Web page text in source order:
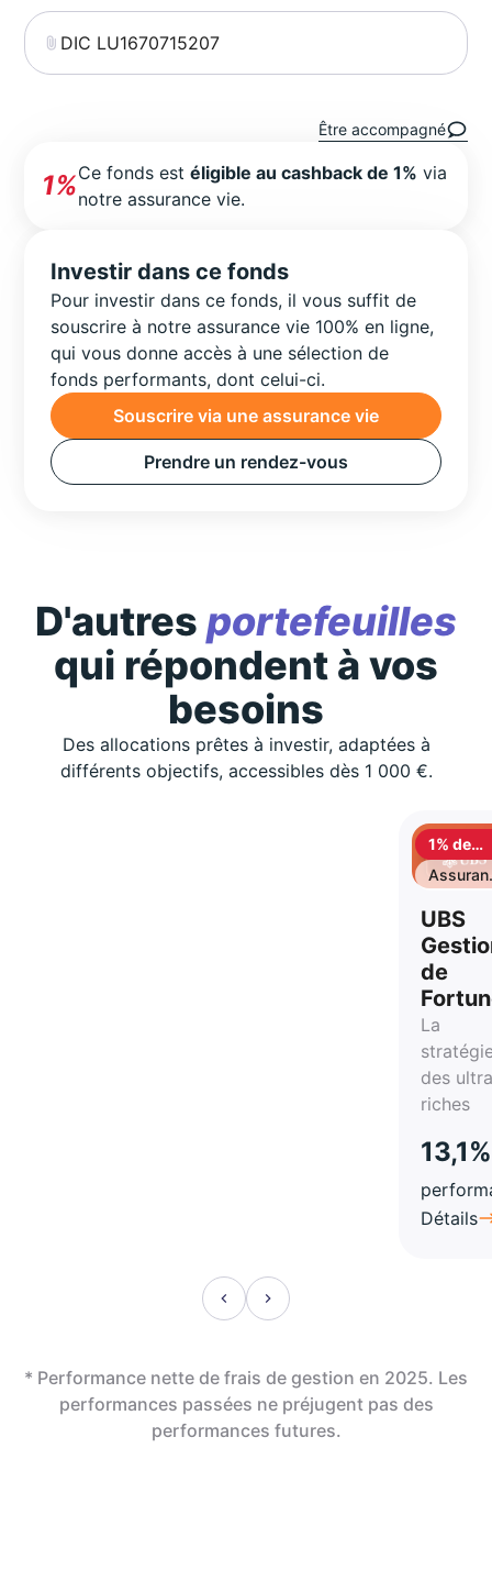
DIC LU1670715207
Être accompagné
1%Ce fonds estéligible au cashback de 1% via
notre assurance vie.
Investir dans ce fonds
Pour investir dans ce fonds, il vous suffit de
souscrire à notre assurance vie 100% en ligne,
qui vous donne accès à une sélection de
fonds performants, dont celui-ci.
Souscrire via une assurance vie
Prendre un rendez-vous
D'autres portefeuilles
qui répondent à vos
besoins
Des allocations prêtes à investir, adaptées à
différents objectifs, accessibles dès 1 000 €.
1% de
UBS
de
La
des
riches
13,1%
Détails
* Performance nette de frais de gestion en 2025. Les
performances passées ne préjugent pas des
performances futures.